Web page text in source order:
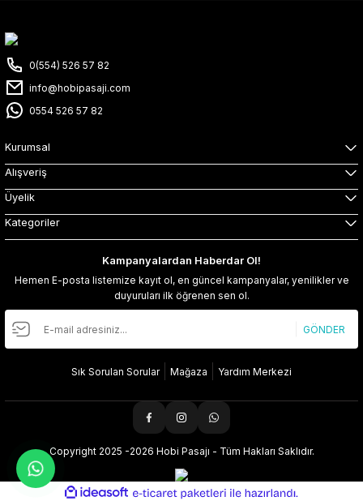
0(554) 526 57 82
info@hobipasaji.com
0554 526 57 82
Kurumsal
Alışveriş
Üyelik
Kategoriler
Kampanyalardan Haberdar Ol!
Hemen E-posta listemize kayıt ol, en güncel kampanyalar, yenilikler ve
duyuruları ilk öğrenen sen ol.
GÖNDER
Sık Sorulan Sorular Mağaza Yardım Merkezi
Copyright 2025 -2026 Hobi Pasajı - Tüm Hakları Saklıdır.
ideasoft
e-